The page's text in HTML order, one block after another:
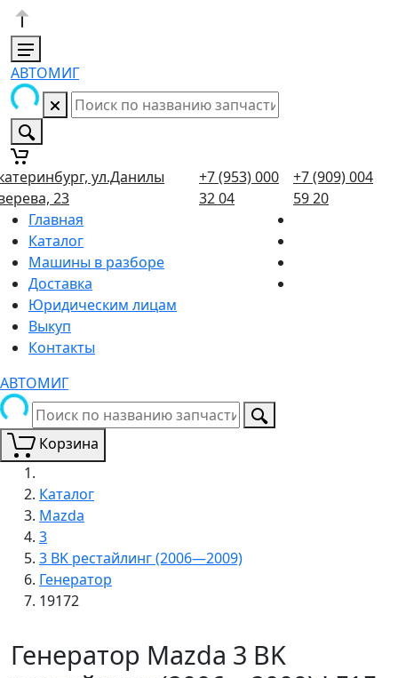
АВТОМИГ
ул.Данилы
23
+7 (953) 000
32 04
+7 (909) 004
59 20
Главная
Каталог
Машины в разборе
Доставка
Юридическим лицам
Выкуп
Контакты
АВТОМИГ
Корзина
Каталог
Mazda
3
3 BK рестайлинг (2006—2009)
Генератор
19172
Генератор Mazda 3 BK